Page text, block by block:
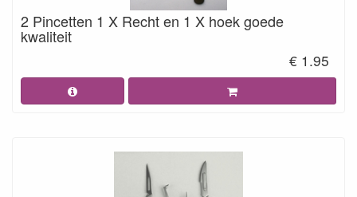
2 Pincetten 1 X Recht en 1 X hoek goede
kwaliteit
€ 1.95